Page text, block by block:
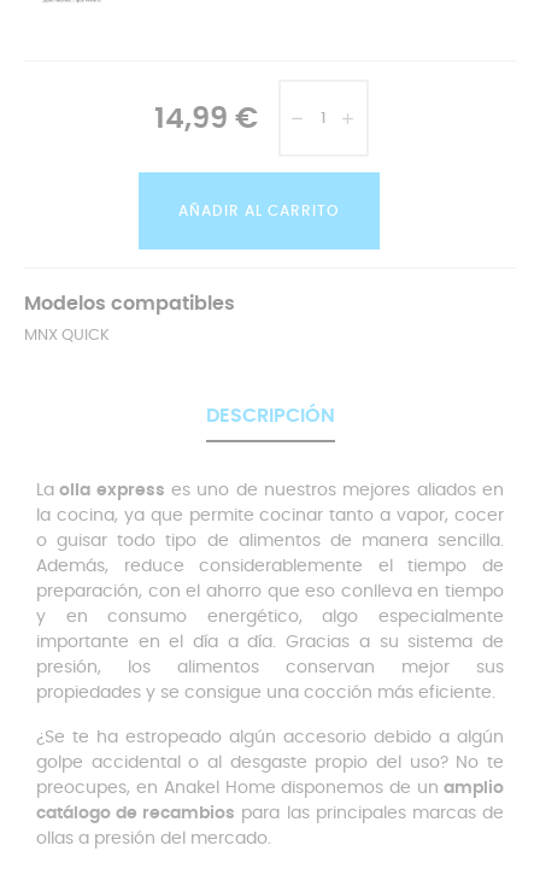
14,99 €
AÑADIR AL CARRITO
Modelos compatibles
MNX QUICK
DESCRIPCIÓN
La olla express es uno de nuestros mejores aliados en
la cocina, ya que permite cocinar tanto a vapor, cocer
o guisar todo tipo de alimentos de manera sencilla.
Además, reduce considerablemente el tiempo de
preparación, con el ahorro que eso conlleva en tiempo
y en consumo energético, algo especialmente
importante en el día a día. Gracias a su sistema de
presión, los alimentos conservan mejor sus
propiedades y se consigue una cocción más eficiente.
¿Se te ha estropeado algún accesorio debido a algún
golpe accidental o al desgaste propio del uso? No te
preocupes, en Anakel Home disponemos de un amplio
catálogo de recambios para las principales marcas de
ollas a presión del mercado.